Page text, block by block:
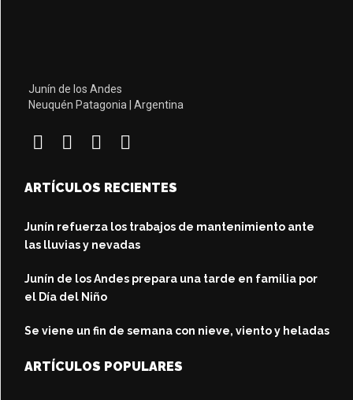
Junín de los Andes
Neuquén Patagonia | Argentina
ARTÍCULOS RECIENTES
Junín refuerza los trabajos de mantenimiento ante
las lluvias y nevadas
Junín de los Andes prepara una tarde en familia por
el Día del Niño
Se viene un fin de semana con nieve, viento y heladas
ARTÍCULOS POPULARES